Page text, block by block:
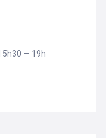
– 19h